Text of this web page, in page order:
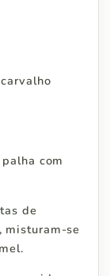
com
de
misturam-se